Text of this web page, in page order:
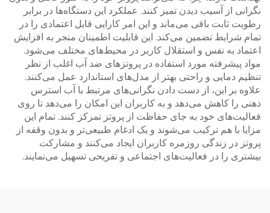
نگرانی از آسیب دیدن تمیز کنند. عملکرد این دستگاه‌ها در برابر
رطوبت ثابت باقی می‌ماند و این امر کارایی قابل اعتمادی را در
تمام شرایط تضمین می‌کند. این قابلیت اطمینان منجر به افزایش
اعتماد به نفس و استقلال کاربر در محیط‌های مختلف می‌شود.
مواد پیشرفته مورد استفاده در پروتزهای ضد آب اغلب از نظر
تنظیم دمایی و راحتی بهتر از مدل‌های استاندارد عمل می‌کنند.
علاوه بر این، از دست دادن نگرانی‌های مرتبط با آب استرس
ذهنی را کاهش می‌دهد و به کاربران این امکان را می‌دهد تا روی
فعالیت‌های خود به جای حفاظت از پروتز تمرکز کنند. تمام این
مزایا با هم ترکیب می‌شوند و یک ادغام طبیعی‌تر و بدون وقفه از
پروتز در زندگی روزمره کاربران ایجاد می‌کنند و مشارکت
بیشتری را در فعالیت‌های اجتماعی و تفریحی تسهیل می‌نمایند.